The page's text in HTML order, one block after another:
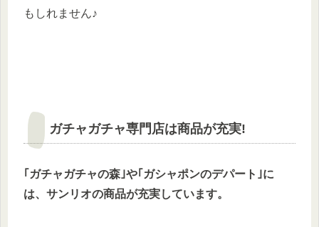
もしれません♪
ガチャガチャ専門店は商品が充実!
｢ガチャガチャの森｣や｢ガシャポンのデパート｣に
は、サンリオの商品が充実しています。